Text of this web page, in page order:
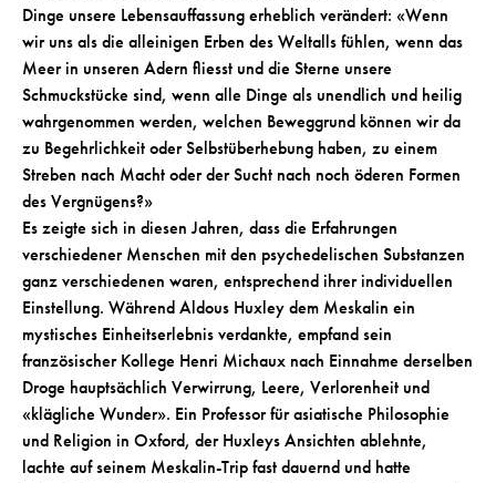
Dinge unsere Lebensauffassung erheblich verändert: «Wenn
wir uns als die alleinigen Erben des Weltalls fühlen, wenn das
Meer in unseren Adern fliesst und die Sterne unsere
Schmuckstücke sind, wenn alle Dinge als unendlich und heilig
wahrgenommen werden, welchen Beweggrund können wir da
zu Begehrlichkeit oder Selbstüberhebung haben, zu einem
Streben nach Macht oder der Sucht nach noch öderen Formen
des Vergnügens?»
Es zeigte sich in diesen Jahren, dass die Erfahrungen
verschiedener Menschen mit den psychedelischen Substanzen
ganz verschiedenen waren, entsprechend ihrer individuellen
Einstellung. Während Aldous Huxley dem Meskalin ein
mystisches Einheitserlebnis verdankte, empfand sein
französischer Kollege Henri Michaux nach Einnahme derselben
Droge hauptsächlich Verwirrung, Leere, Verlorenheit und
«klägliche Wunder». Ein Professor für asiatische Philosophie
und Religion in Oxford, der Huxleys Ansichten ablehnte,
lachte auf seinem Meskalin-Trip fast dauernd und hatte